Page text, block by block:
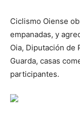
Ciclismo Oiense
empanadas, y
Oia, Diputación de
Guarda, casas
participantes.